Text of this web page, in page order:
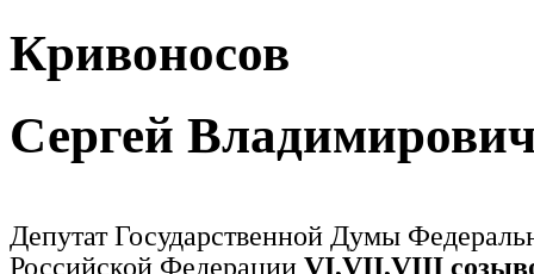
Кривоносов
Сергей
Депутат Государственной Думы
Российской Федерации VI,VII,VIII